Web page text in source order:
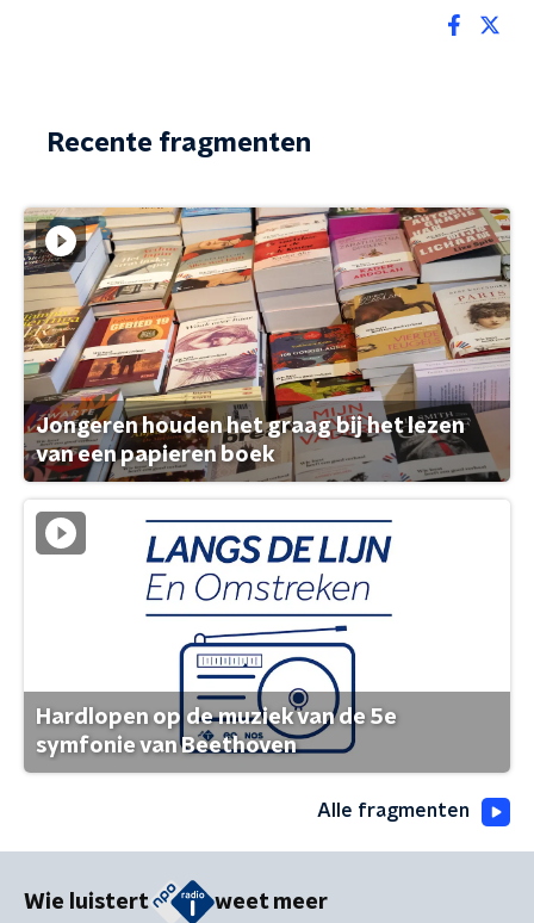
Recente fragmenten
Jongeren houden het graag bij het lezen
van een papieren boek
Hardlopen op de muziek van de 5e
symfonie van Beethoven
Alle fragmenten
Wie luistert weet meer